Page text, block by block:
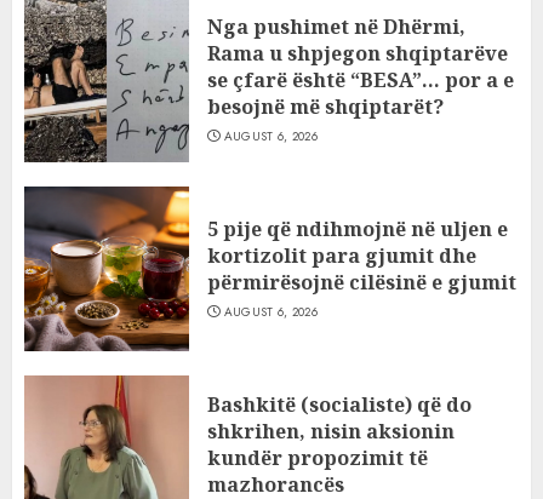
Nga pushimet në Dhërmi,
Rama u shpjegon shqiptarëve
se çfarë është “BESA”… por a e
besojnë më shqiptarët?
AUGUST 6, 2026
5 pije që ndihmojnë në uljen e
kortizolit para gjumit dhe
përmirësojnë cilësinë e gjumit
AUGUST 6, 2026
Bashkitë (socialiste) që do
shkrihen, nisin aksionin
kundër propozimit të
mazhorancës